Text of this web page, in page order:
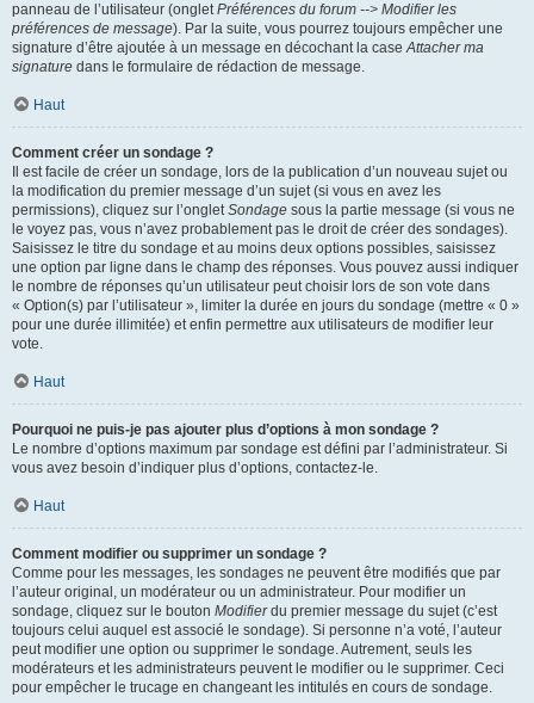
panneau de l’utilisateur (ongletPréférences du forum --> Modifier les
préférences de message). Par la suite, vous pourrez toujours empêcher une
signature d’être ajoutée à un message en décochant la caseAttacher ma
signature dans le formulaire de rédaction de message.
Haut
Comment créer un sondage ?
Il est facile de créer un sondage, lors de la publication d’un nouveau sujet ou
la modification du premier message d’un sujet (si vous en avez les
permissions), cliquez sur l’ongletSondage sous la partie message (si vous ne
le voyez pas, vous n’avez probablement pas le droit de créer des sondages).
Saisissez le titre du sondage et au moins deux options possibles, saisissez
une option par ligne dans le champ des réponses. Vous pouvez aussi indiquer
le nombre de réponses qu’un utilisateur peut choisir lors de son vote dans
« Option(s) par l’utilisateur », limiter la durée en jours du sondage (mettre « 0 »
pour une durée illimitée) et enfin permettre aux utilisateurs de modifier leur
vote.
Haut
Pourquoi ne puis-je pas ajouter plus d’options à mon sondage ?
Le nombre d’options maximum par sondage est défini par l’administrateur. Si
vous avez besoin d’indiquer plus d’options, contactez-le.
Haut
Comment modifier ou supprimer un sondage ?
Comme pour les messages, les sondages ne peuvent être modifiés que par
l’auteur original, un modérateur ou un administrateur. Pour modifier un
sondage, cliquez sur le bouton Modifierdu premier message du sujet (c’est
toujours celui auquel est associé le sondage). Si personne n’a voté, l’auteur
peut modifier une option ou supprimer le sondage. Autrement, seuls les
modérateurs et les administrateurs peuvent le modifier ou le supprimer. Ceci
pour empêcher le trucage en changeant les intitulés en cours de sondage.